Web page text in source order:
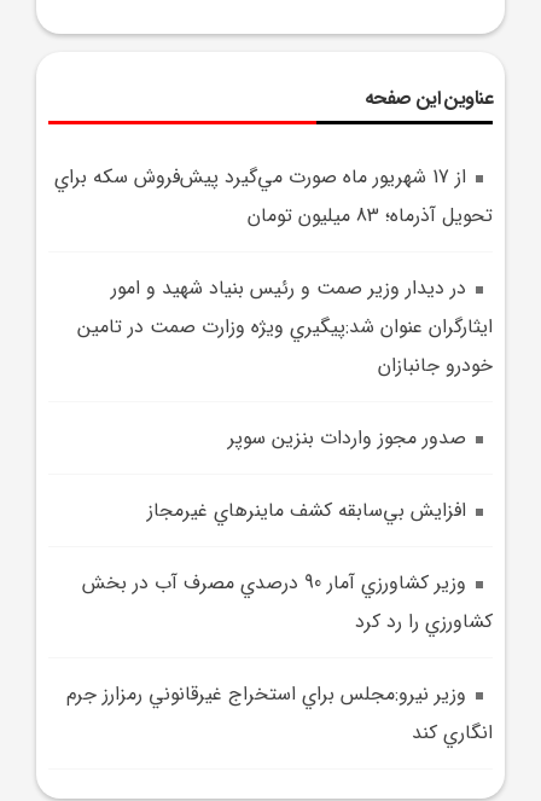
عناوین این صفحه
از 17 شهريور ماه صورت مي‌گيرد پيش‌فروش سکه براي
تحويل آذرماه؛ 83 ميليون تومان
در ديدار وزير صمت و رئيس بنياد شهيد و امور
ايثارگران عنوان شد:پيگيري ويژه وزارت صمت در تامين
خودرو جانبازان
صدور مجوز واردات بنزين سوپر
افزايش بي‌سابقه کشف ماينرهاي غيرمجاز
وزير کشاورزي آمار 90 درصدي مصرف آب در بخش
کشاورزي را رد کرد
وزير نيرو:مجلس براي استخراج غيرقانوني رمزارز جرم
انگاري کند